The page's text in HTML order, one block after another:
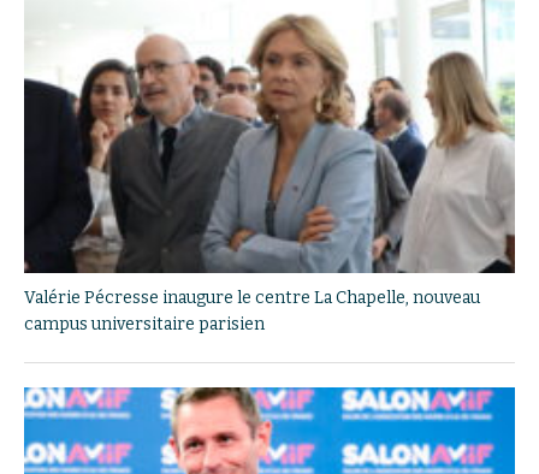
Valérie Pécresse inaugure le centre La Chapelle, nouveau
campus universitaire parisien